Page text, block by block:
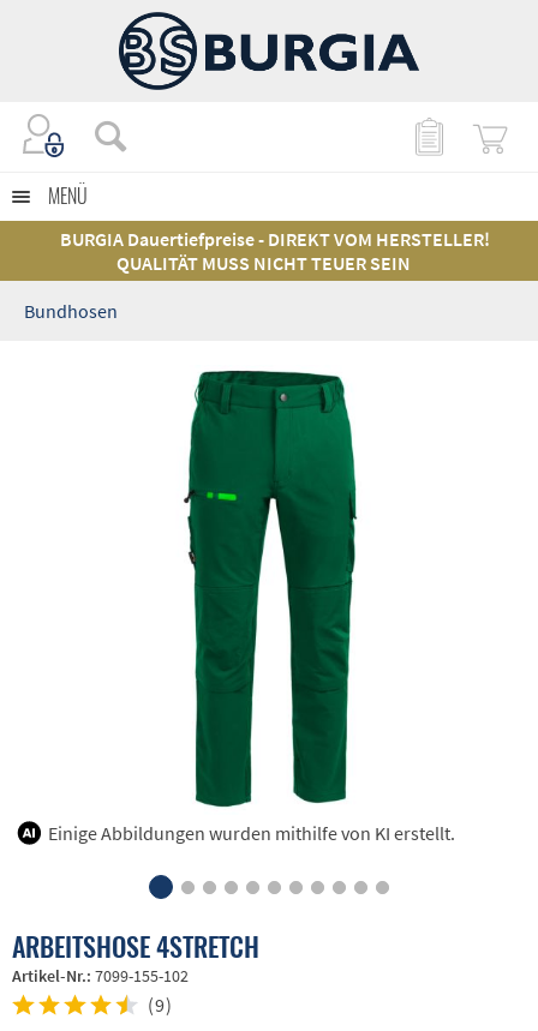
MENÜ
BURGIA Dauertiefpreise - DIREKT VOM HERSTELLER!
QUALITÄT MUSS NICHT TEUER SEIN
Bundhosen
Einige Abbildungen wurden mithilfe von KI erstellt.
ARBEITSHOSE 4STRETCH
Artikel-Nr.: 7099-155-102
(9)